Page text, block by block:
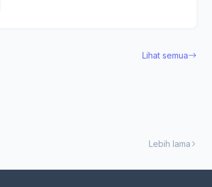
Lihat semua
Lebih lama